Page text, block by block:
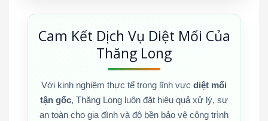
Cam Kết Dịch Vụ Diệt Mối Của
Thăng Long
Với kinh nghiệm thực tế trong lĩnh vực diệt mối
tận gốc, Thăng Long luôn đặt hiệu quả xử lý, sự
an toàn cho gia đình và độ bền bảo vệ công trình